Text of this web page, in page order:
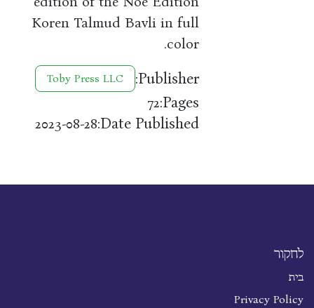
Koren Talmud Bavli in full
color.
Publisher:
Toby Press LLC
Pages:
72
Date Published:
2023-08-28
לחקור
בית
Privacy Policy